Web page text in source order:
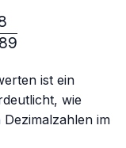
<
ist ein
wie
im